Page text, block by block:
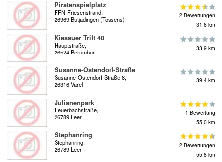
Piratenspielplatz
FFN-Friesenstrand,
26969 Butjadingen (Tossens)
2 Bewertungen
31.6 km
Kiesauer Trift 40
Hauptstraße,
26524 Berumbur
33.9 km
Susanne-Ostendorf-Straße
Susanne-Ostendorf-Straße 8,
26316 Varel
39.4 km
Julianenpark
Feuerbachstraße,
26789 Leer
1 Bewertung
55.0 km
Stephanring
Stephanring,
26789 Leer
2 Bewertungen
55.8 km